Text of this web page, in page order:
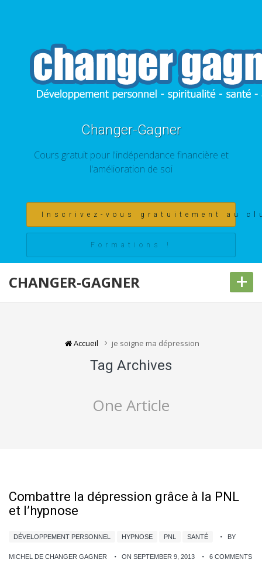
Changer-Gagner
Cours gratuit pour l'indépendance financière et
l'amélioration de soi
Inscrivez-vous gratuitement au
Formations !
CHANGER-GAGNER +
Accueil je soigne ma dépression
Tag Archives
One Article
Combattre la dépression grâce à la PNL
et l’hypnose
DÉVELOPPEMENT PERSONNEL HYPNOSE PNL SANTÉ BY
MICHEL DE CHANGER GAGNER ON SEPTEMBER 9, 2013 6 COMMENTS